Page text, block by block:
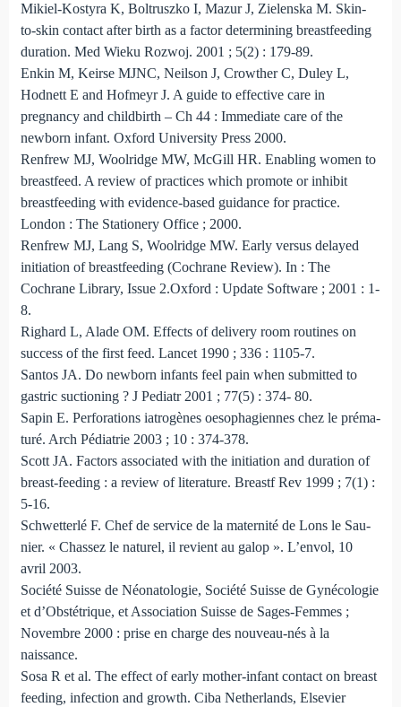
Mikiel-Kostyra K, Boltruszko I, Mazur J, Zielenska M. Skin-
to-skin contact after birth as a factor determining breastfeeding
duration. Med Wieku Rozwoj. 2001 ; 5(2) : 179-89.
Enkin M, Keirse MJNC, Neilson J, Crowther C, Duley L,
Hod­nett E and Hofmeyr J. A guide to effective care in
pregnancy and childbirth – Ch 44 : Immediate care of the
newborn infant. Oxford University Press 2000.
Renfrew MJ, Woolridge MW, McGill HR. Enabling women to
breastfeed. A review of practices which promote or inhibit
breast­feeding with evidence-based guidance for practice.
London : The Stationery Office ; 2000.
Renfrew MJ, Lang S, Woolridge MW. Early versus delayed
initiation of breastfeeding (Cochrane Review). In : The
Cochrane Library, Issue 2.Oxford : Update Software ; 2001 : 1-
8.
Righard L, Alade OM. Effects of delivery room routines on
success of the first feed. Lancet 1990 ; 336 : 1105-7.
Santos JA. Do newborn infants feel pain when submitted to
gastric suctioning ? J Pediatr 2001 ; 77(5) : 374- 80.
Sapin E. Perforations iatrogènes oesophagiennes chez le préma­
turé. Arch Pédiatrie 2003 ; 10 : 374-378.
Scott JA. Factors associated with the initiation and duration of
breast-feeding : a review of literature. Breastf Rev 1999 ; 7(1) :
5-16.
Schwetterlé F. Chef de service de la maternité de Lons le Sau­
nier. « Chassez le naturel, il revient au galop ». L’envol, 10
avril 2003.
Société Suisse de Néonatologie, Société Suisse de Gynécologie
et d’Obstétrique, et Association Suisse de Sages-Femmes ;
Novembre 2000 : prise en charge des nouveau-nés à la
naissance.
Sosa R et al. The effect of early mother-infant contact on breast
feeding, infection and growth. Ciba Netherlands, Elsevier